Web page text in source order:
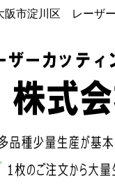
阪市淀川区 レー